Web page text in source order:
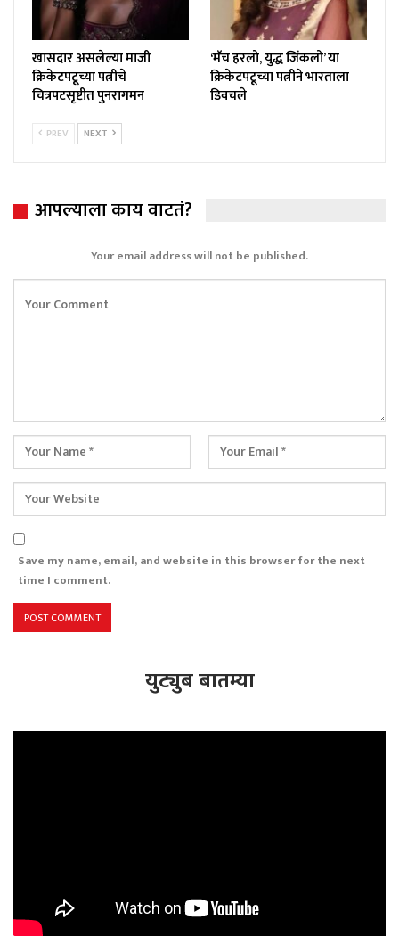
खासदार असलेल्या माजी
क्रिकेटपटूच्या पत्नीचे
चित्रपटसृष्टीत पुनरागमन
‘मॅच हरलो, युद्ध जिंकलो’ या
क्रिकेटपटूच्या पत्नीने भारताला
डिवचले
PREV NEXT
आपल्याला काय वाटतं?
Your email address will not be published.
Save my name, email, and website in this browser for the next
time I comment.
युट्युब बातम्या